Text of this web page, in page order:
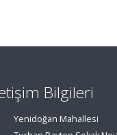
Bilgileri
Yenidoğan Mahallesi